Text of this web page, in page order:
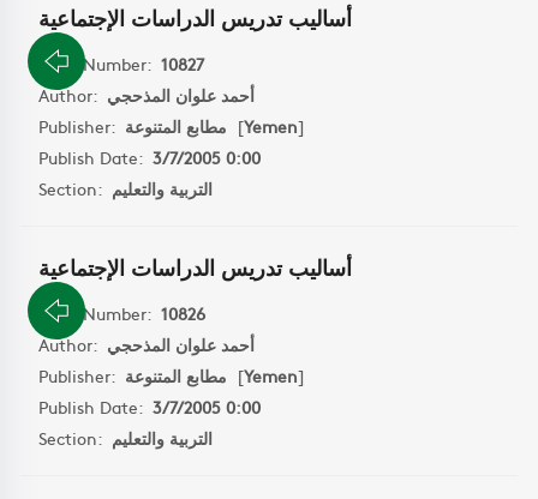
أساليب تدريس الدراسات الإجتماعية
Book Number: 10827
Author: أحمد علوان المذحجي
Publisher: مطابع المتنوعة [Yemen]
Publish Date: 3/7/2005 0:00
Section: التربية والتعليم
أساليب تدريس الدراسات الإجتماعية
Book Number: 10826
Author: أحمد علوان المذحجي
Publisher: مطابع المتنوعة [Yemen]
Publish Date: 3/7/2005 0:00
Section: التربية والتعليم